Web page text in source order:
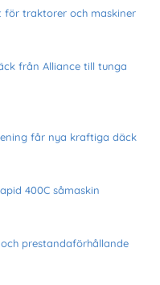
för traktorer och maskiner
från Alliance till tunga
får nya kraftiga däck
400C såmaskin
prestandaförhållande